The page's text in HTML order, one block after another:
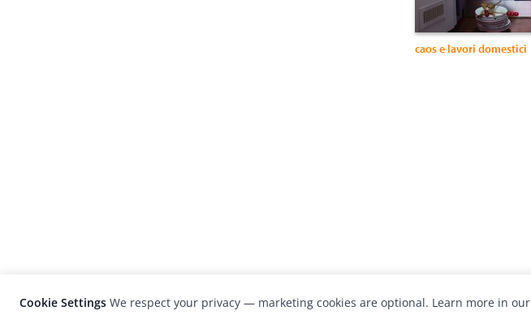
caos e lavori domestici
Cookie Settings We respect your privacy — marketing cookies are optional. Learn more in our